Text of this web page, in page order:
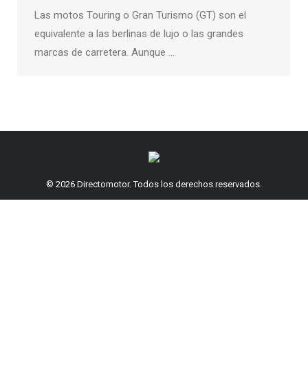
Las motos Touring o Gran Turismo (GT) son el
equivalente a las berlinas de lujo o las grandes
marcas de carretera. Aunque …
© 2026 Directomotor. Todos los derechos reservados.